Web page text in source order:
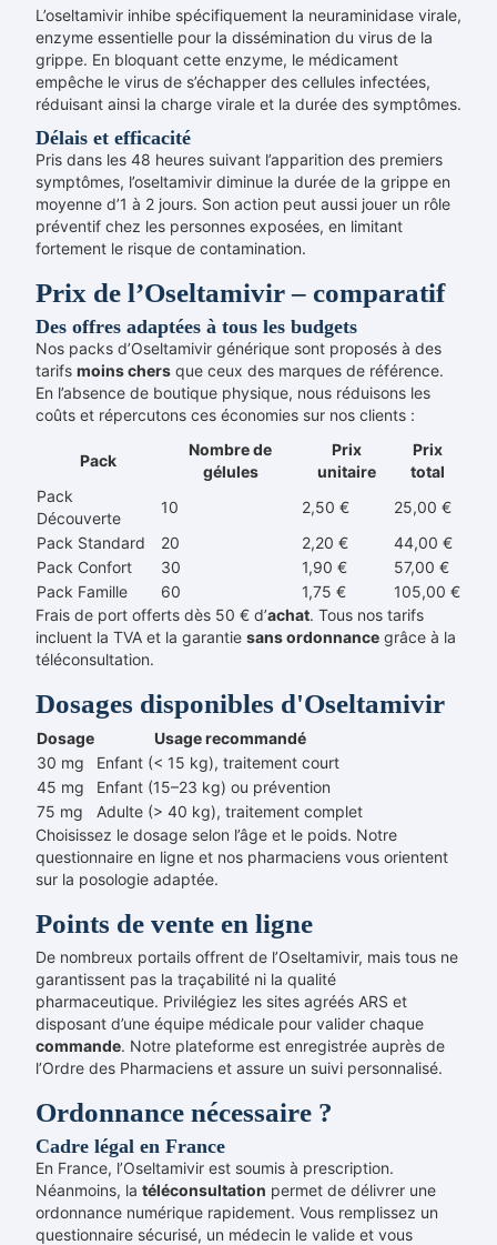
L’oseltamivir inhibe spécifiquement la neuraminidase virale,
enzyme essentielle pour la dissémination du virus de la
grippe. En bloquant cette enzyme, le médicament
empêche le virus de s’échapper des cellules infectées,
réduisant ainsi la charge virale et la durée des symptômes.
Délais et efficacité
Pris dans les 48 heures suivant l’apparition des premiers
symptômes, l’oseltamivir diminue la durée de la grippe en
moyenne d’1 à 2 jours. Son action peut aussi jouer un rôle
préventif chez les personnes exposées, en limitant
fortement le risque de contamination.
Prix de l’Oseltamivir – comparatif
Des offres adaptées à tous les budgets
Nos packs d’Oseltamivir générique sont proposés à des
tarifs moins chers que ceux des marques de référence.
En l’absence de boutique physique, nous réduisons les
coûts et répercutons ces économies sur nos clients :
Pack
Nombre de
gélules
Prix
unitaire
Prix
total
Pack
Découverte
10 2,50 €
25,00 €
Pack Standard
20 2,20 €
44,00 €
Pack Confort
30 1,90 €
57,00 €
Pack Famille
60 1,75 €
105,00 €
Frais de port offerts dès 50 € d’achat. Tous nos tarifs
incluent la TVA et la garantie sans ordonnance grâce à la
téléconsultation.
Dosages disponibles d'Oseltamivir
Dosage
Usage recommandé
30 mg
Enfant (< 15 kg), traitement court
45 mg
Enfant (15–23 kg) ou prévention
75 mg
Adulte (> 40 kg), traitement complet
Choisissez le dosage selon l’âge et le poids. Notre
questionnaire en ligne et nos pharmaciens vous orientent
sur la posologie adaptée.
Points de vente en ligne
De nombreux portails offrent de l’Oseltamivir, mais tous ne
garantissent pas la traçabilité ni la qualité
pharmaceutique. Privilégiez les sites agréés ARS et
disposant d’une équipe médicale pour valider chaque
commande. Notre plateforme est enregistrée auprès de
l’Ordre des Pharmaciens et assure un suivi personnalisé.
Ordonnance nécessaire ?
Cadre légal en France
En France, l’Oseltamivir est soumis à prescription.
Néanmoins, la téléconsultation permet de délivrer une
ordonnance numérique rapidement. Vous remplissez un
questionnaire sécurisé, un médecin le valide et vous